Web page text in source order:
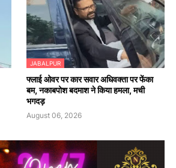
JABALPUR
फ्लाई ओवर पर कार सवार अधिवक्ता पर फेंका
बम, नकाबपोश बदमाश ने किया हमला, मची
भगदड़
August 06, 2026